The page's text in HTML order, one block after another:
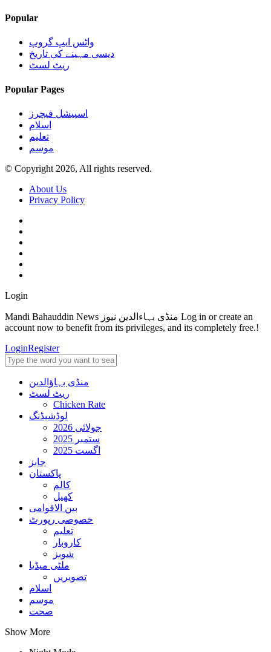
Popular
واٹس ایپ گروپ
دیسی مہینے کی تاریخ
ریٹ لسٹ
Popular Pages
اسپیشل فیچرز
اسلام
تعلیم
موسم
© Copyright 2026, All rights reserved.
About Us
Privacy Policy
Login
Mandi Bahauddin News منڈی بہاءالدین نیوز Log in or create an
account now to benefit from its privileges, and its completely free.!
LoginRegister
منڈی بہاؤالدین
ریٹ لسٹ
Chicken Rate
لوڈشیڈنگ
جولائی 2026
ستمبر 2025
اگست 2025
جابز
پاکستان
کالم
کھیل
بین الاقوامی
خصوصی رپورٹ
تعلیم
کاروبار
شوبز
ملٹی میڈیا
تصویریں
اسلام
موسم
صحت
Show More